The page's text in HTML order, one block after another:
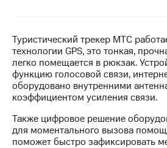
регионе
и акционерам
Корпоративное
управление
Корпоративный
секретарь
Раскрытие
информации
Туристический трекер МТС
технологии GPS, это тонкая,
легко помещается в рюкзак.
функцию голосовой связи,
оборудовано внутренними
коэффициентом усиления связи.
Также цифровое решение
для моментального вызова
поможет быстро зафиксировать